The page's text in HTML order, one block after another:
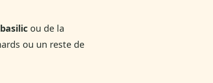
basilic ou de la
ou un reste de